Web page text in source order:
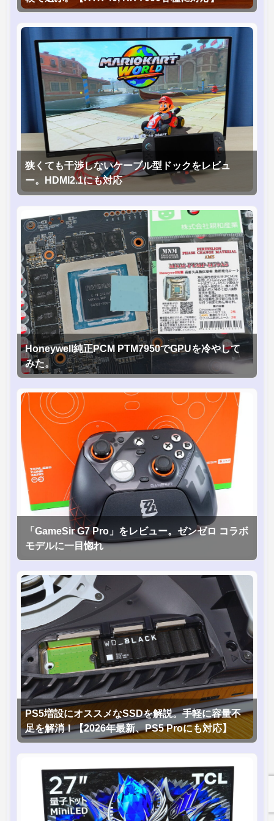
狭くても干渉しないケーブル型ドックをレビュ
ー。HDMI2.1にも対応
Honeywell純正PCM PTM7950でGPUを冷やして
みた。
「GameSir G7 Pro」をレビュー。ゼンゼロ コラボ
モデルに一目惚れ
PS5増設にオススメなSSDを解説。手軽に容量不
足を解消！【2026年最新、PS5 Proにも対応】